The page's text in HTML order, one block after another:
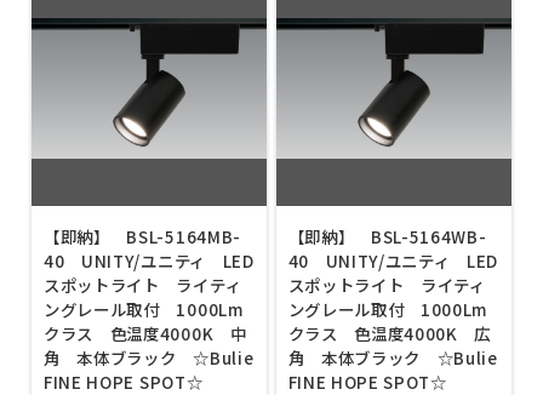
【即納】 BSL-5164MB-
40 UNITY/ユニティ LED
スポットライト ライティ
ングレール取付 1000Lm
クラス 色温度4000K 中
角 本体ブラック ☆Bulie
FINE HOPE SPOT☆
【即納】 BSL-5164WB-
40 UNITY/ユニティ LED
スポットライト ライティ
ングレール取付 1000Lm
クラス 色温度4000K 広
角 本体ブラック ☆Bulie
FINE HOPE SPOT☆